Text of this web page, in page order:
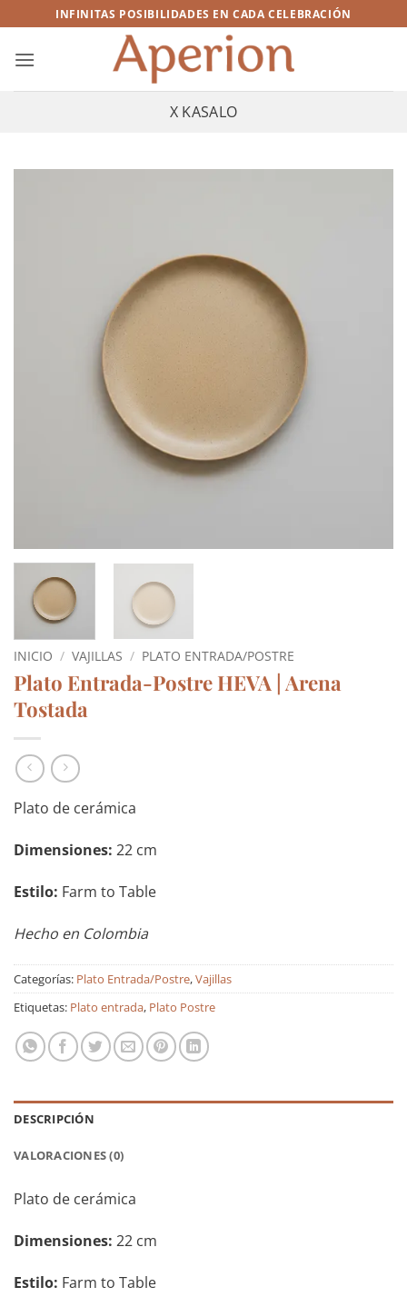
al
contenido
INFINITAS POSIBILIDADES EN CADA CELEBRACIÓN
X KASALO
INICIO / VAJILLAS / PLATO ENTRADA/POSTRE
Plato Entrada-Postre HEVA | Arena
Tostada
Plato de cerámica
Dimensiones: 22 cm
Estilo: Farm to Table
Hecho en Colombia
Categorías: Plato Entrada/Postre,Vajillas
Etiquetas: Plato entrada, Plato Postre
DESCRIPCIÓN
VALORACIONES (0)
Plato de cerámica
Dimensiones: 22 cm
Estilo: Farm to Table